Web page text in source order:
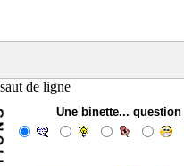
de ligne
Une binette...